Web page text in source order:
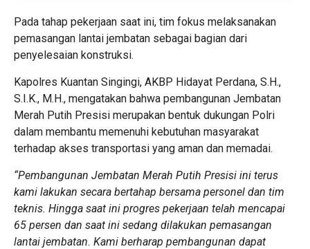
Pada tahap pekerjaan saat ini, tim fokus melaksanakan
pemasangan lantai jembatan sebagai bagian dari
penyelesaian konstruksi.
Kapolres Kuantan Singingi, AKBP Hidayat Perdana, S.H.,
S.I.K., M.H., mengatakan bahwa pembangunan Jembatan
Merah Putih Presisi merupakan bentuk dukungan Polri
dalam membantu memenuhi kebutuhan masyarakat
terhadap akses transportasi yang aman dan memadai.
“Pembangunan Jembatan Merah Putih Presisi ini terus
kami lakukan secara bertahap bersama personel dan tim
teknis. Hingga saat ini progres pekerjaan telah mencapai
65 persen dan saat ini sedang dilakukan pemasangan
lantai jembatan. Kami berharap pembangunan dapat